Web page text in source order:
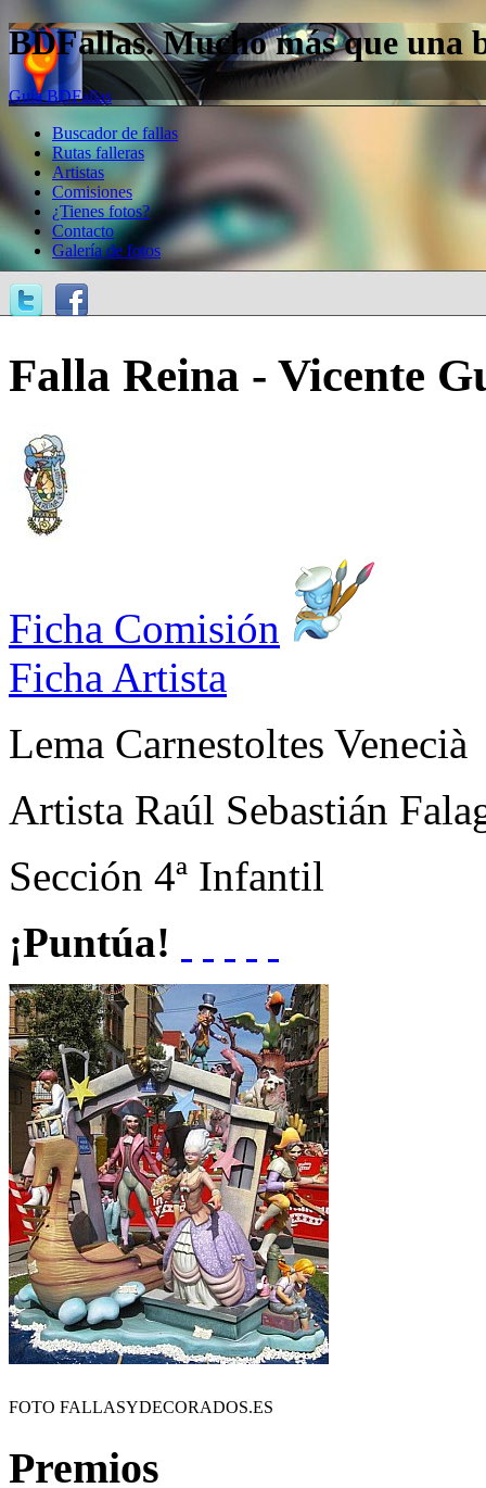
BDFallas. Mucho más que una
Guía BDFallas
Buscador de fallas
Rutas falleras
Artistas
Comisiones
¿Tienes fotos?
Contacto
Galería de fotos
Falla Reina - Vicente
Ficha Comisión
Ficha Artista
Lema Carnestoltes Venecià
Artista Raúl Sebastián
Sección 4ª Infantil
¡Puntúa!
FOTO FALLASYDECORADOS.ES
Premios